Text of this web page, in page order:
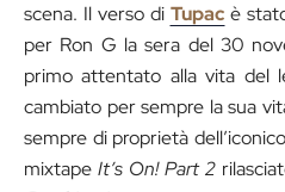
scena. Il verso di Tupac è
per Ron G la sera del 30
primo attentato alla vita del
cambiato per sempre la sua
sempre di proprietà
mixtape It’s On! Part 2